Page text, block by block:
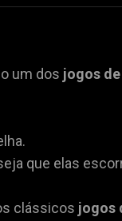
um dos jogos
que elas
clássicos jogos